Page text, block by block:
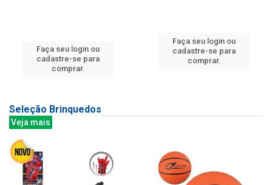
Faça seu login ou
cadastre-se para
comprar.
Faça seu login ou
cadastre-se para
comprar.
Seleção Brinquedos
Veja mais